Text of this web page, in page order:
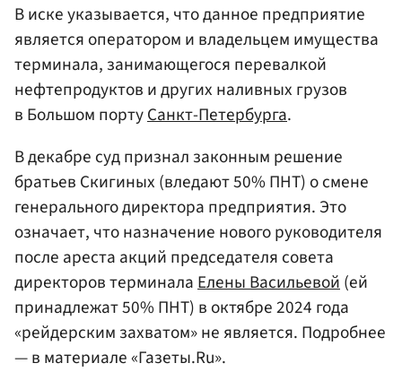
В иске указывается, что данное предприятие
является оператором и владельцем имущества
терминала, занимающегося перевалкой
нефтепродуктов и других наливных грузов
в Большом портуСанкт-Петербурга.
В декабре суд признал законным решение
братьев Скигиных (вледают 50% ПНТ) о смене
генерального директора предприятия. Это
означает, что назначение нового руководителя
после ареста акций председателя совета
директоров терминалаЕлены Васильевой(ей
принадлежат 50% ПНТ) в октябре 2024 года
«рейдерским захватом» не является. Подробнее
— в материале «Газеты.Ru».